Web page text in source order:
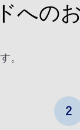
への
。